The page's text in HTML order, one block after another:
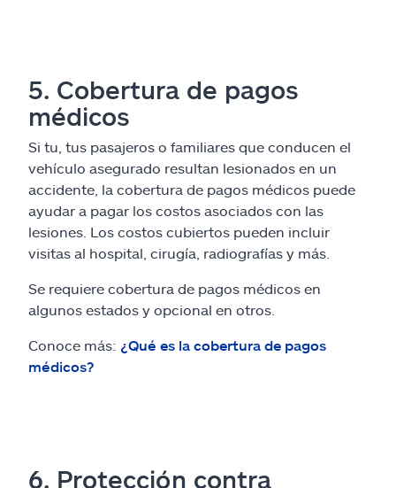
5. Cobertura de pagos
médicos
Si tu, tus pasajeros o familiares que conducen el
vehículo asegurado resultan lesionados en un
accidente, la cobertura de pagos médicos puede
ayudar a pagar los costos asociados con las
lesiones. Los costos cubiertos pueden incluir
visitas al hospital, cirugía, radiografías y más.
Se requiere cobertura de pagos médicos en
algunos estados y opcional en otros.
Conoce más: ¿Qué es la cobertura de pagos
médicos?
6. Protección contra